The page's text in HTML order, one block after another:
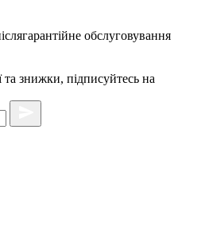
обслуговування
та знижки, підписуйтесь на